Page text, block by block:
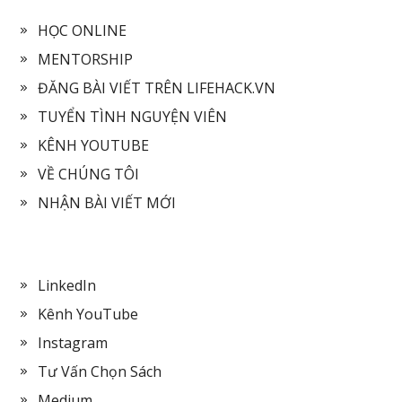
HỌC ONLINE
MENTORSHIP
ĐĂNG BÀI VIẾT TRÊN LIFEHACK.VN
TUYỂN TÌNH NGUYỆN VIÊN
KÊNH YOUTUBE
VỀ CHÚNG TÔI
NHẬN BÀI VIẾT MỚI
LinkedIn
Kênh YouTube
Instagram
Tư Vấn Chọn Sách